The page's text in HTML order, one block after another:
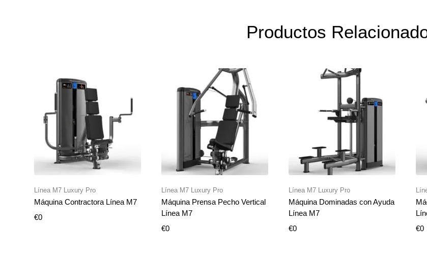
Productos
Añadir al carrito
Línea M7 Luxury Pro
Máquina Contractora Línea M7
€0
Añadir al carrito
Línea M7 Luxury Pro
Máquina Prensa Pecho Vertical
Línea M7
€0
Añadir al carrito
Línea M7 Luxury Pro
Máquina Dominadas con Ayuda
Línea M7
€0
€0